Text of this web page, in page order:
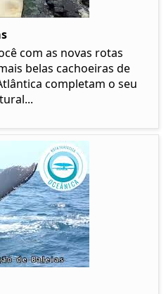
com as novas rotas
belas cachoeiras de
completam o seu